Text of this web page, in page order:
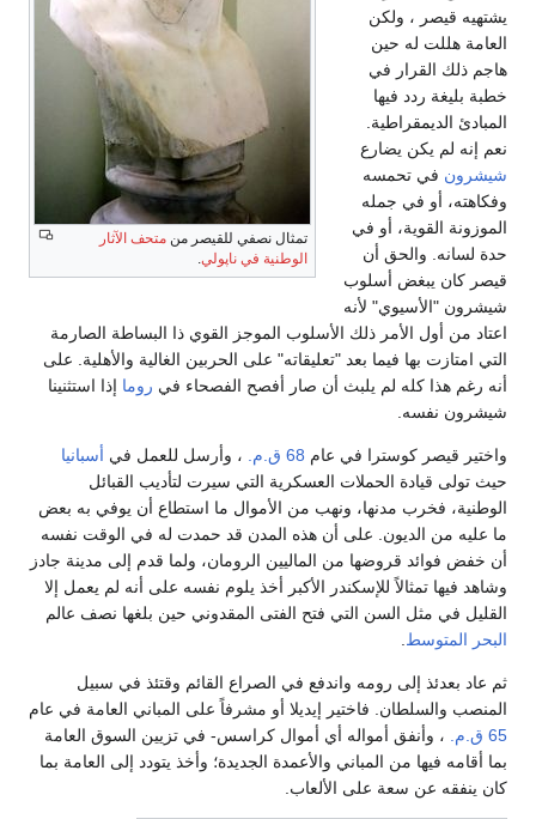
تمثال نصفي للقيصر من متحف الآثار
الوطنية في ناپولي
يشتهيه قيصر ، ولكن
العامة هللت له حين
هاجم ذلك القرار في
خطبة بليغة ردد فيها
المبادئ الديمقراطية.
نعم إنه لم يكن يضارع
شيشرون في تحمسه
وفكاهته، أو في جمله
الموزونة القوية، أو في
حدة لسانه. والحق أن
قيصر كان يبغض أسلوب
شيشرون "الأسيوي" لأنه
اعتاد من أول الأمر ذلك الأسلوب الموجز القوي ذا البساطة الصارمة
التي امتازت بها فيما بعد "تعليقاته" على الحربين الغالية والأهلية. على
أنه رغم هذا كله لم يلبث أن صار أفصح الفصحاء في روما إذا استثنينا
شيشرون نفسه.
واختير قيصر كوسترا في عام 68 ق.م. ، وأرسل للعمل في أسبانيا
حيث تولى قيادة الحملات العسكرية التي سيرت لتأديب القبائل
الوطنية، فخرب مدنها، ونهب من الأموال ما استطاع أن يوفي به بعض
ما عليه من الديون. على أن هذه المدن قد حمدت له في الوقت نفسه
أن خفض فوائد قروضها من الماليين الرومان، ولما قدم إلى مدينة جادز
وشاهد فيها تمثالاً للإسكندر الأكبر أخذ يلوم نفسه على أنه لم يعمل إلا
القليل في مثل السن التي فتح الفتى المقدوني حين بلغها نصف عالم
البحر المتوسط
ثم عاد بعدئذ إلى رومه واندفع في الصراع القائم وقتئذ في سبيل
المنصب والسلطان. فاختير إيديلا أو مشرفاً على المباني العامة في عام
65 ق.م.
، وأنفق أمواله أي أموال كراسس- في تزيين السوق العامة
بما أقامه فيها من المباني والأعمدة الجديدة؛ وأخذ يتودد إلى العامة بما
كان ينفقه عن سعة على الألعاب.